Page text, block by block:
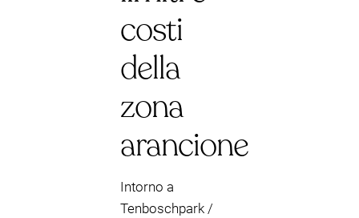
costi
della
zona
arancione
Intorno a
Tenboschpark /